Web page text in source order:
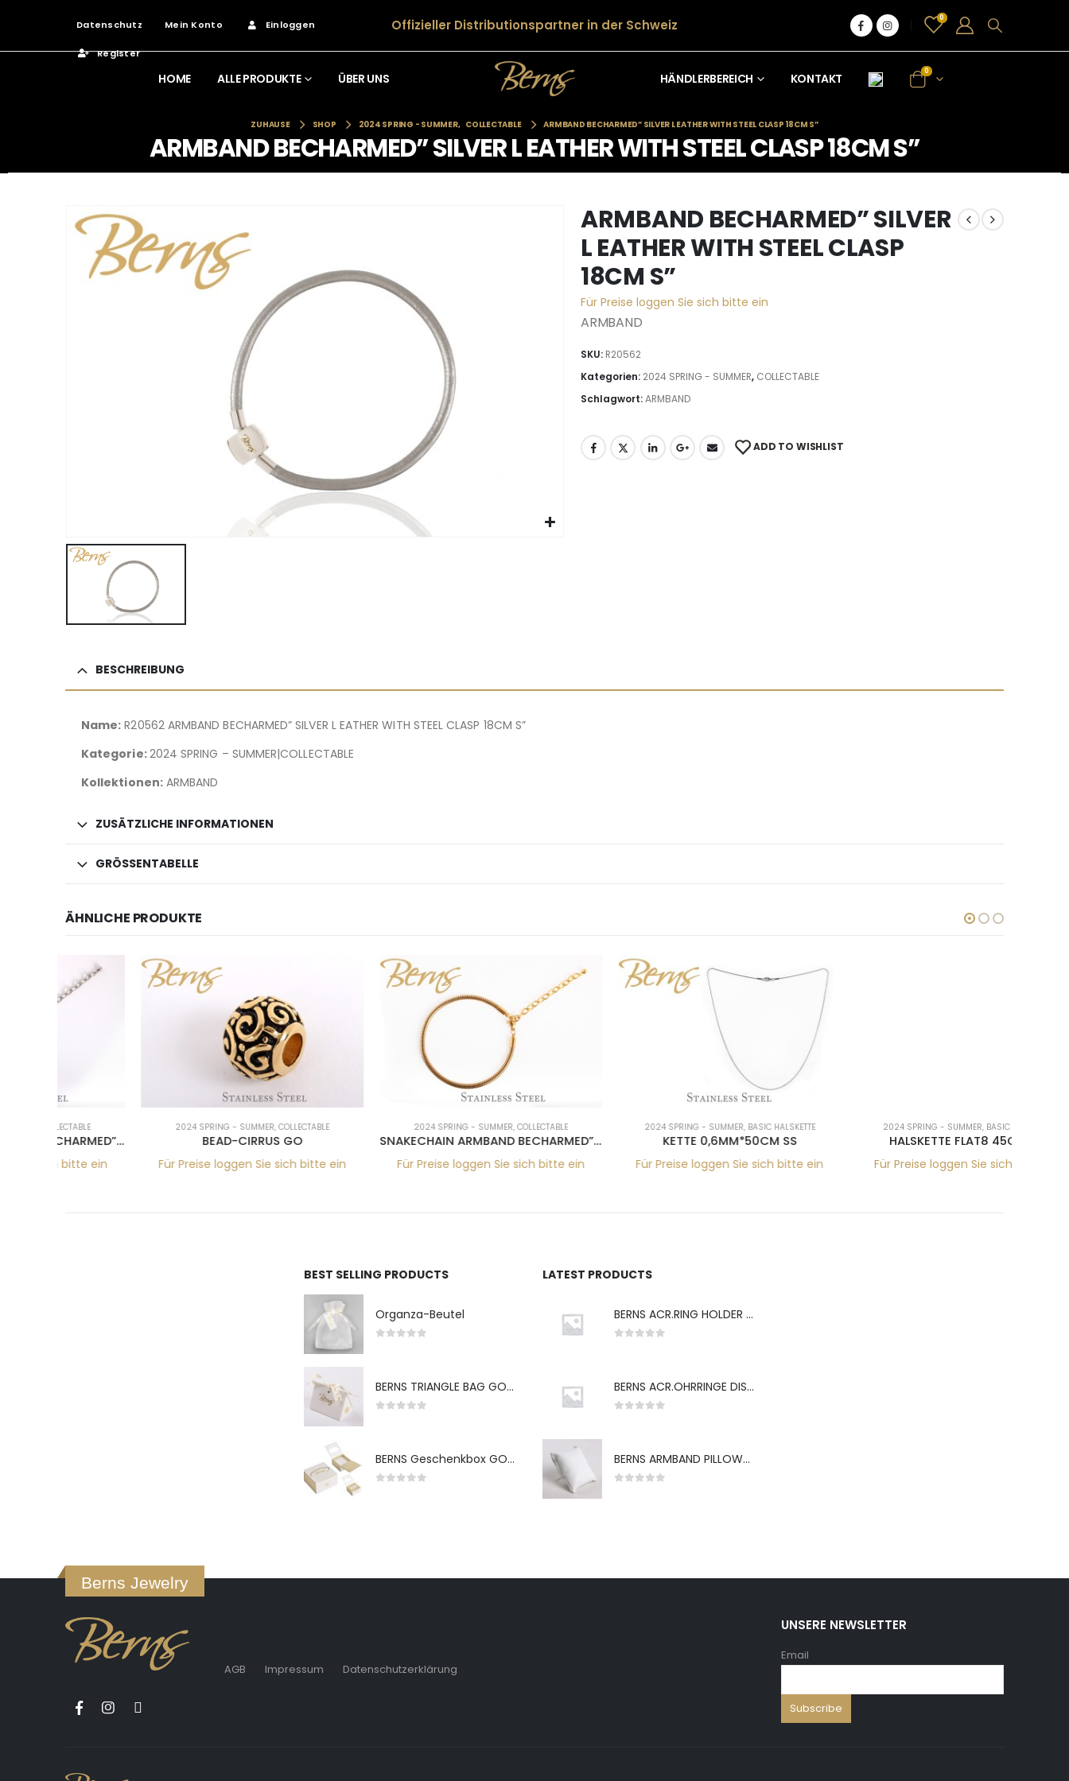
Datenschutz Mein Konto Einloggen
Register
Offizieller Distributionspartner in der Schweiz 0
HOME ALLE PRODUKTE ÜBER UNS HÄNDLERBEREICH KONTAKT
0
ZUHAUSE SHOP 2024 SPRING - SUMMER, COLLECTABLE ARMBAND BECHARMED” SILVER L EATHER WITH STEEL CLASP 18CM S”
ARMBAND BECHARMED” SILVER L EATHER WITH STEEL CLASP 18CM S”
ARMBAND BECHARMED” SILVER
L EATHER WITH STEEL CLASP
18CM S”
Für Preise loggen Sie sich bitte ein
ARMBAND
SKU: R20562
Kategorien: 2024 SPRING - SUMMER, COLLECTABLE
Schlagwort:ARMBAND
ADD TO WISHLIST
BESCHREIBUNG
Name: R20562 ARMBAND BECHARMED” SILVER L EATHER WITH STEEL CLASP 18CM S”
Kategorie:2024 SPRING – SUMMER|COLLECTABLE
Kollektionen:ARMBAND
ZUSÄTZLICHE INFORMATIONEN
GRÖSSENTABELLE
ÄHNLICHE PRODUKTE
2024 SPRING - SUMMER ,COLLECTABLE
BEAD-CIRRUS GO
Für Preise loggen Sie sich bitte ein
2024 SPRING - SUMMER ,COLLECTABLE
SNAKECHAIN ARMBAND BECHARMED” GO 17+6CM”
Für Preise loggen Sie sich bitte ein
2024 SPRING - SUMMER ,BASIC HALSKETTE
KETTE 0,6MM*50CM SS
Für Preise loggen Sie sich bitte ein
2024 SPRING - SUMMER ,BASIC HALSKETTE
HALSKETTE FLAT8 45CM RG
Für Preise loggen Sie sich bitte ein
BEST SELLING PRODUCTS
Organza-Beutel
BERNS TRIANGLE BAG GO-WH "S" 7*5CM
BERNS Geschenkbox GO-WH 65*65*38MM FOR SMALL SETS
LATEST PRODUCTS
BERNS ACR.RING HOLDER 180*120MM FOR 9 RINGS
BERNS ACR.OHRRINGE DISP. 130*320MM FOR 36 PAIRS
BERNS ARMBAND PILLOW+HOLD.8*8 ,5 WH.PU
Berns Jewelry
AGB Impressum Datenschutzerklärung
UNSERE NEWSLETTER
Email